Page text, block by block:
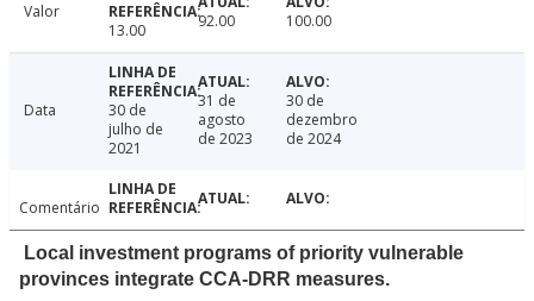
Valor
13.00
92.00 100.00
Data
30 de
julho de
2021
31 de
agosto
de 2023
30 de
dezembro
de 2024
Comentário
Local investment programs of priority vulnerable
provinces integrate CCA-DRR measures.